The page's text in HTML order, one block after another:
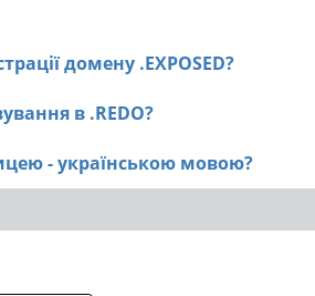
домену .EXPOSED?
в .REDO?
- українською мовою?